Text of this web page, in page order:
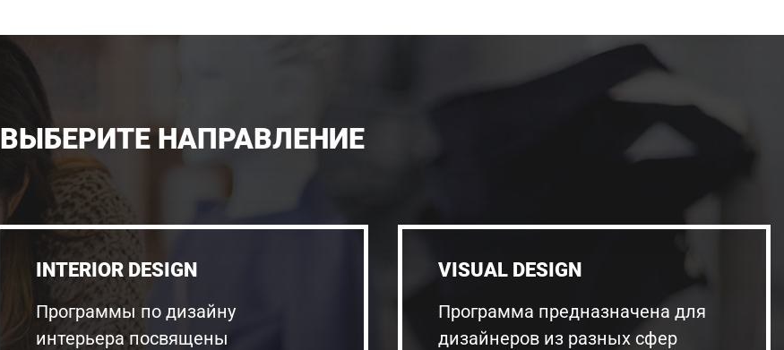
ВЫБЕРИТЕ НАПРАВЛЕНИЕ
INTERIOR DESIGN
Программы по дизайну
интерьера посвящены
VISUAL DESIGN
Программа предназначена для
дизайнеров из разных сфер